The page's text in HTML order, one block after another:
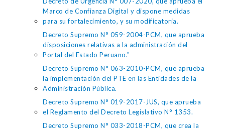
Marco de Confianza Digital y dispone medidas
para su fortalecimiento, y su modificatoria.
Decreto Supremo N° 059-2004-PCM, que aprueba
disposiciones relativas a la administración del
Portal del Estado Peruano."
Decreto Supremo N° 063-2010-PCM, que aprueba
la implementación del PTE en las Entidades de la
Administración Pública.
Decreto Supremo N° 019-2017-JUS, que aprueba
el Reglamento del Decreto Legislativo N° 1353.
Decreto Supremo N° 033-2018-PCM, que crea la